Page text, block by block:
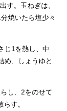
す。玉ねぎは、
焼いたら塩少々
じ1を熱し、中
め、しょうゆと
し、2をのせて
す。